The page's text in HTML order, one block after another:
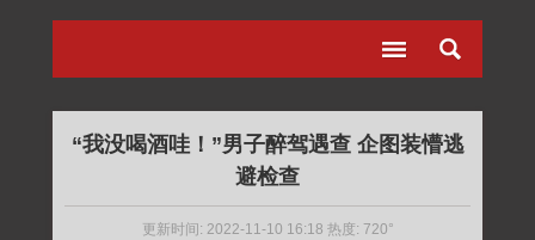
“我没喝酒哇！”男子醉驾遇查 企图装懵逃
避检查
更新时间: 2022-11-10 16:18 热度: 720°